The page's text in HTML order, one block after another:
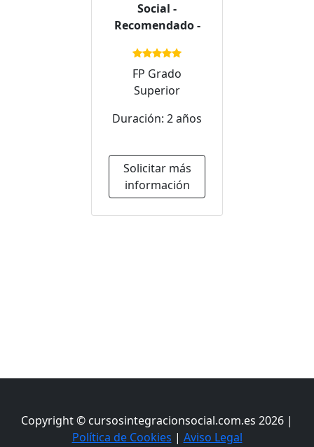
Social -
Recomendado -
FP Grado
Superior
Duración: 2 años
Solicitar más
información
Copyright © cursosintegracionsocial.com.es 2026 |
Política de Cookies | Aviso Legal